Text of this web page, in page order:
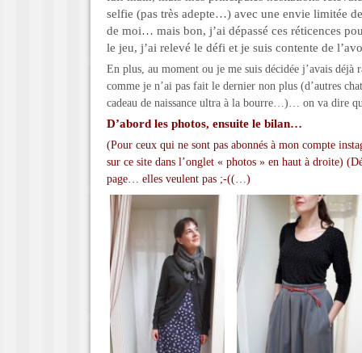
selfie (pas très adepte…) avec une envie limitée
de moi… mais bon, j’ai dépassé ces réticences
le jeu, j’ai relevé le défi et je suis contente de
En plus, au moment ou je me suis décidée j’avais déjà
comme je n’ai pas fait le dernier non plus (d’autres
cadeau de naissance ultra à la bourre…)… on va dire
D’abord les photos, ensuite le bilan…
(Pour ceux qui ne sont pas abonnés à mon compte
sur ce site dans l’onglet « photos » en haut à droite)
page… elles veulent pas ;-((…)